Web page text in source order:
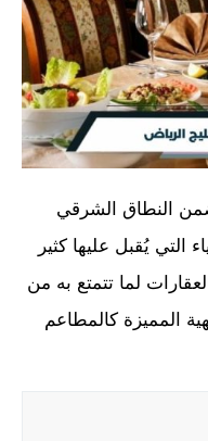
النطاق الشرقي
التي يُقبل عليها كثير
لما تتمتع به من
المميزة كالمطاعم